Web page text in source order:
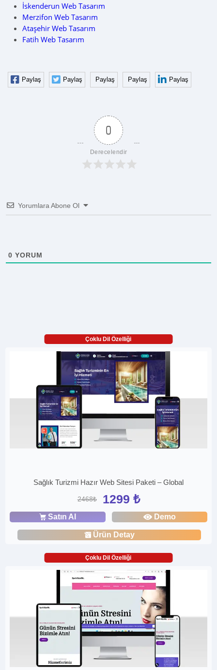
İskenderun Web Tasarım
Merzifon Web Tasarım
Ataşehir Web Tasarım
Fatih Web Tasarım
Paylaş Paylaş Paylaş Paylaş Paylaş
0
Derecelendir
Yorumlara Abone Ol
0 YORUM
Çoklu Dil Özelliği
Sağlık Turizmi Hazır Web Sitesi Paketi – Global
2468₺ 1299 ₺
Satın Al Demo
Ürün Detay
Çoklu Dil Özelliği